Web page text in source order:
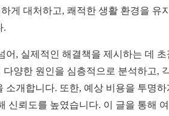
게 대처하고, 쾌적한 생활 환경을 유
.
어, 실제적인 해결책을 제시하는 데 초
양한 원인을 심층적으로 분석하고,
소개합니다. 또한, 예상 비용을 투명하
신뢰도를 높였습니다. 이 글을 통해